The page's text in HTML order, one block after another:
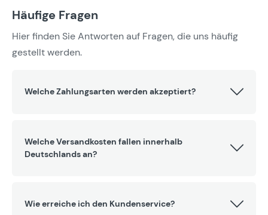
Häufige Fragen
Hier finden Sie Antworten auf Fragen, die uns häufig
gestellt werden.
Welche Zahlungsarten werden akzeptiert?
Welche Versandkosten fallen innerhalb
Deutschlands an?
Wie erreiche ich den Kundenservice?